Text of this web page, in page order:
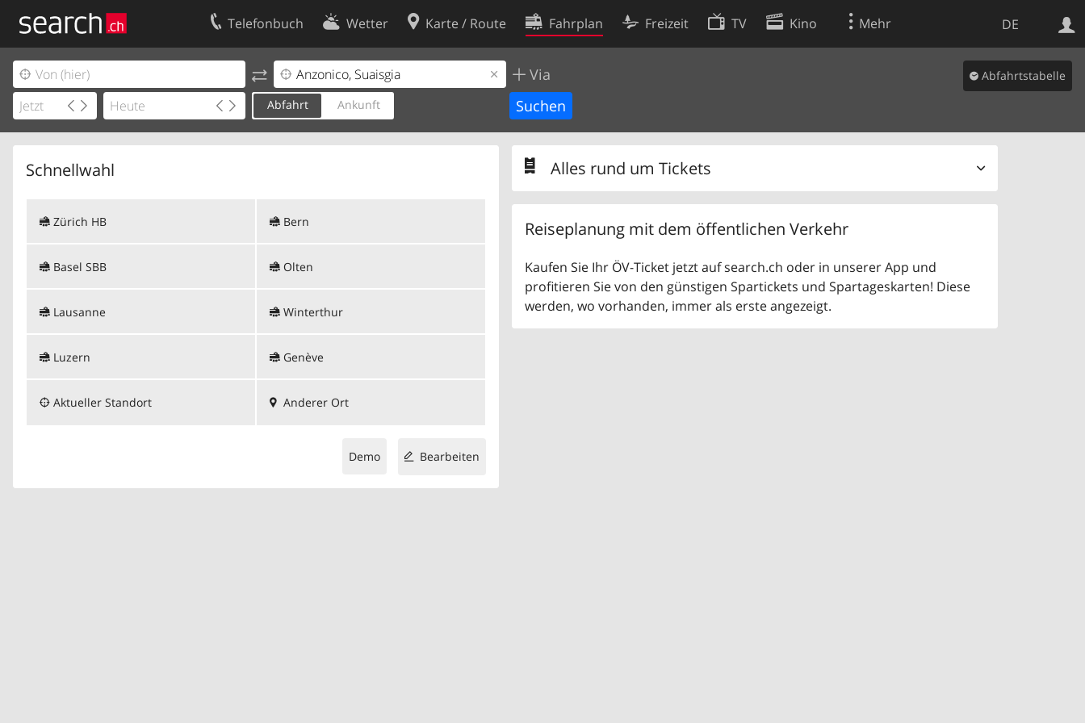
DE
Telefonbuch Wetter Karte / Route Fahrplan Freizeit TV Kino Mehr
Via
Abfahrt Ankunft
Abfahrtstabelle
Schnellwahl
Zürich HB
Basel SBB
Lausanne
Luzern
Bern
Olten
Winterthur
Genève
Aktueller Standort Anderer Ort
Bearbeiten
Demo
Alles rund um Tickets
Reiseplanung mit dem öffentlichen Verkehr
Kaufen Sie Ihr ÖV-Ticket jetzt auf search.ch oder in unserer App und
profitieren Sie von den günstigen Spartickets und Spartageskarten! Diese
werden, wo vorhanden, immer als erste angezeigt.
Ihr Eintrag
Kundencenter Geschäftskunden
Kontakt
Nutzungsbedingungen
Cookie-Einstellungen